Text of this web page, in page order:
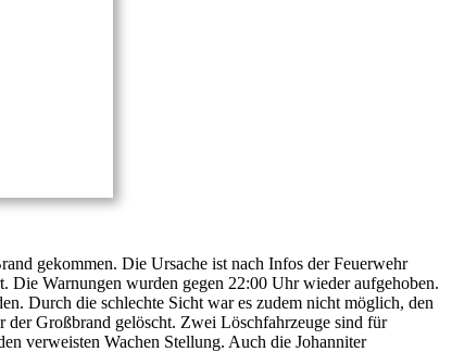
gekommen. Die Ursache ist nach Infos der Feuerwehr
Warnungen wurden gegen 22:00 Uhr wieder aufgehoben.
Durch die schlechte Sicht war es zudem nicht möglich, den
Großbrand gelöscht. Zwei Löschfahrzeuge sind für
verweisten Wachen Stellung. Auch die Johanniter